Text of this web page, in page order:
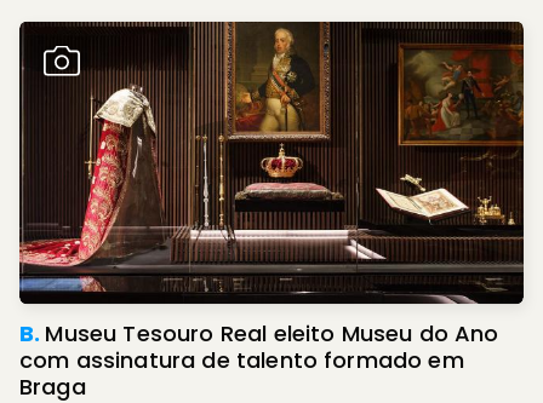
B. Museu Tesouro Real eleito Museu do Ano
com assinatura de talento formado em
Braga